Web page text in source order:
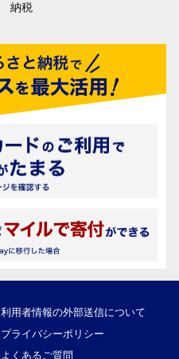
納税
利用者情報の外部送信について
プライバシーポリシー
よくあるご質問